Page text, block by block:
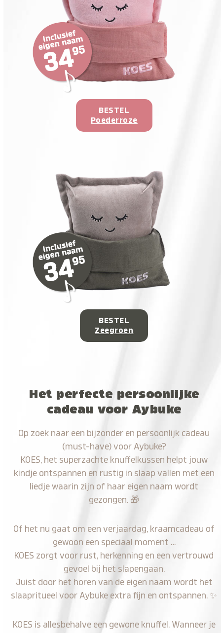
BESTEL
Poederroze
BESTEL
Zeegroen
Het perfecte persoonlijke
cadeau voor Aybuke
Op zoek naar een bijzonder en persoonlijk cadeau
(must-have) voor Aybuke?
KOES, het superzachte knuffelkussen helpt jouw
kindje ontspannen en rustig in slaap vallen met een
liedje waarin zijn of haar eigen naam wordt
gezongen. 🎁
Of het nu gaat om een verjaardag, kraamcadeau of
gewoon een speciaal moment …
KOES zorgt voor rust, herkenning en een vertrouwd
gevoel bij het slapengaan.
Juist door het horen van de eigen naam wordt het
slaapritueel voor Aybuke extra fijn en ontspannen. ✨
KOES is allesbehalve een gewone knuffel. Wanneer je